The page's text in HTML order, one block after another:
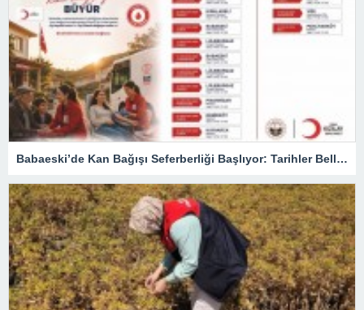
Babaeski’de Kan Bağışı Seferberliği Başlıyor: Tarihler Belli Oldu